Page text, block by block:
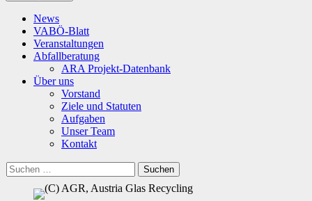
News
VABÖ-Blatt
Veranstaltungen
Abfallberatung
ARA Projekt-Datenbank
Über uns
Vorstand
Ziele und Statuten
Aufgaben
Unser Team
Kontakt
Suchen
nach: